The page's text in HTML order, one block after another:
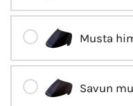
Musta
Savun